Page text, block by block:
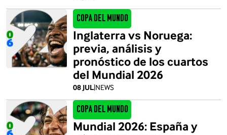
Copa del Mundo
08 JUL|NEWS
Inglaterra vs Noruega:
previa, análisis y
pronóstico de los cuartos
del Mundial 2026
Copa del Mundo
Mundial 2026: España y